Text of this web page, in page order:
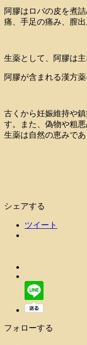
阿膠はロバの皮を煮
痛、手足の痛み、膣
生薬として、阿膠は
阿膠が含まれる漢方
古くから妊娠維持や
す。また、偽物や粗
生薬は自然の恵みで
シェアする
ツイート
フォローする